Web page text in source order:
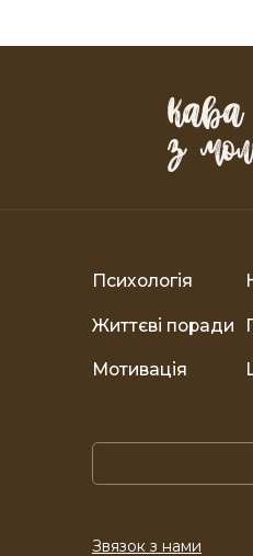
Психологія
Життєві поради
Мотивація
Звязок з нами